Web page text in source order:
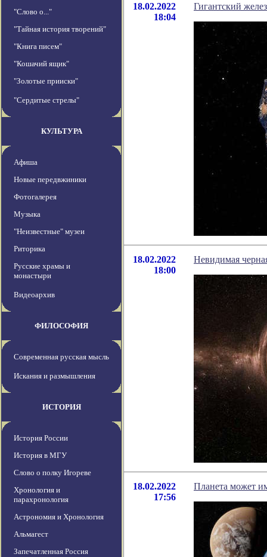
"Слово о..."
"Тайная история творений"
"Книга писем"
"Кошачий ящик"
"Золотые прииски"
"Сердитые стрелы"
КУЛЬТУРА
Афиша
Новые передвжиники
Фотогалерея
Музыка
"Неизвестные" музеи
Риторика
Русские храмы и
монастыри
Видеоархив
ФИЛОСОФИЯ
Современная русская мысль
Искания и размышления
ИСТОРИЯ
История России
История в МГУ
Слово о полку Игореве
Хронология и
парахронология
Астрономия и Хронология
Альмагест
Запечатленная Россия
18.02.2022
18:04
Гигантский
18.02.2022
18:00
Невидимая
18.02.2022
17:56
Планета может